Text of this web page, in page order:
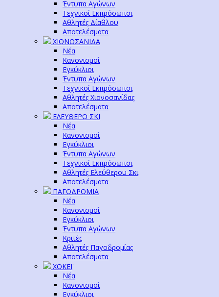
Έντυπα Αγώνων
Τεχνικοί Εκπρόσωποι
Αθλητές Δίαθλου
Αποτελέσματα
ΧΙΟΝΟΣΑΝΙΔΑ
Νέα
Κανονισμοί
Εγκύκλιοι
Έντυπα Αγώνων
Τεχνικοί Εκπρόσωποι
Αθλητές Χιονοσανίδας
Αποτελέσματα
ΕΛΕΥΘΕΡΟ ΣΚΙ
Νέα
Κανονισμοί
Εγκύκλιοι
Έντυπα Αγώνων
Τεχνικοί Εκπρόσωποι
Αθλητές Ελεύθερου Σκι
Αποτελέσματα
ΠΑΓΟΔΡΟΜΙΑ
Νέα
Κανονισμοί
Εγκύκλιοι
Έντυπα Αγώνων
Κριτές
Αθλητές Παγοδρομίας
Αποτελέσματα
ΧΟΚΕΪ
Νέα
Κανονισμοί
Εγκύκλιοι